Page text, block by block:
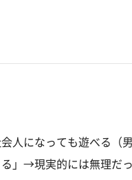
人になっても遊べる（
」→現実的には無理だ